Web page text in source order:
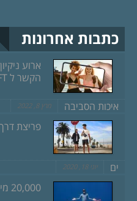
כתבות אחרונות
הקשר ל NFT ?
איכות הסביבה מרץ 8, 2022
פריצת
ים יוני 18, 2020
20,000 מיל מתחת לגל